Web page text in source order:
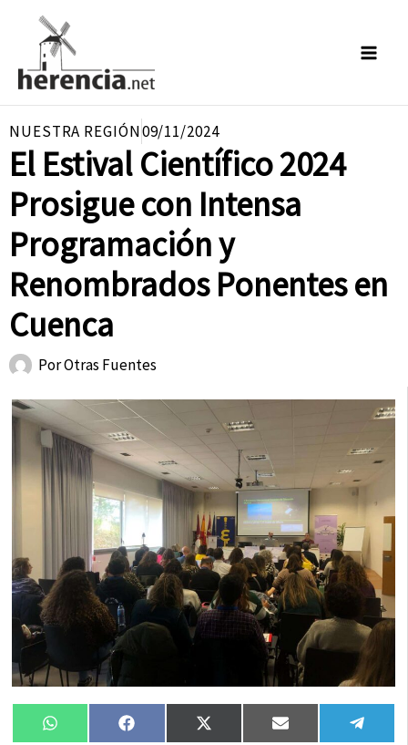
contenido
NUESTRA REGIÓN09/11/2024
El Estival Científico 2024
Prosigue con Intensa
Programación y
Renombrados Ponentes en
Cuenca
PorOtras Fuentes
Compartir
WhatsAppCompartir
FacebookCompartir
X
Compartir
Email